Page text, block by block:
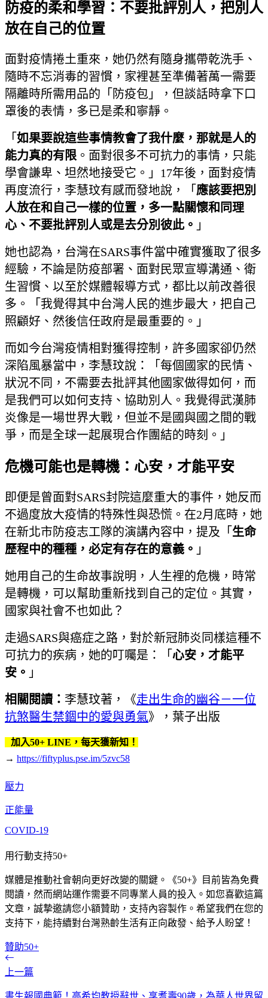
防疫的柔和學習：不要批評別人，把別人
放在自己的位置
面對疫情捲土重來，她仍然有隨身攜帶乾洗手、
隨時不忘消毒的習慣，家裡甚至準備著萬一需要
隔離時所需用品的「防疫包」，但談話時拿下口
罩後的表情，多已是柔和寧靜。
「 如果要說這些事情教會了我什麼，那就是人的
能力真的有限 。面對很多不可抗力的事情，只能
學會謙卑、坦然地接受它。」17年後，面對疫情
再度流行，李慧玟有感而發地說，「 應該要把別
人放在和自己一樣的位置，多一點關懷和同理
心、不要批評別人或是去分別彼此。 」
她也認為，台灣在SARS事件當中確實獲取了很多
經驗，不論是防疫部署、面對民眾宣導溝通、衛
生習慣、以至於媒體報導方式，都比以前改善很
多。「我覺得其中台灣人民的進步最大，把自己
照顧好、然後信任政府是最重要的。」
而如今台灣疫情相對獲得控制，許多國家卻仍然
深陷風暴當中，李慧玟說：「每個國家的民情、
狀況不同，不需要去批評其他國家做得如何，而
是我們可以如何支持、協助別人。我覺得武漢肺
炎像是一場世界大戰，但並不是國與國之間的戰
爭，而是全球一起展現合作團結的時刻。」
危機可能也是轉機：心安，才能平安
即便是曾面對SARS封院這麼重大的事件，她反而
不過度放大疫情的特殊性與恐慌。在2月底時，她
在新北市防疫志工隊的演講內容中，提及「 生命
歷程中的種種，必定有存在的意義。 」
她用自己的生命故事說明，人生裡的危機，時常
是轉機，可以幫助重新找到自己的定位。其實，
國家與社會不也如此？
走過SARS與癌症之路，對於新冠肺炎同樣這種不
可抗力的疾病，她的叮囑是：「 心安，才能平
安。 」
相關閱讀： 李慧玟著，《走出生命的幽谷－一位
抗煞醫生禁錮中的愛與勇氣》，葉子出版
加入50+ LINE，每天獲新知！
→ https://fiftyplus.pse.im/5zvc58
壓力
正能量
COVID-19
用行動支持50+
媒體是推動社會朝向更好改變的關鍵。《50+》目前皆為免費
閱讀，然而網站運作需要不同專業人員的投入。如您喜歡這篇
文章，誠摯邀請您小額贊助，支持內容製作。希望我們在您的
支持下，能持續對台灣熟齡生活有正向啟發、給予人盼望！
贊助50+
上一篇